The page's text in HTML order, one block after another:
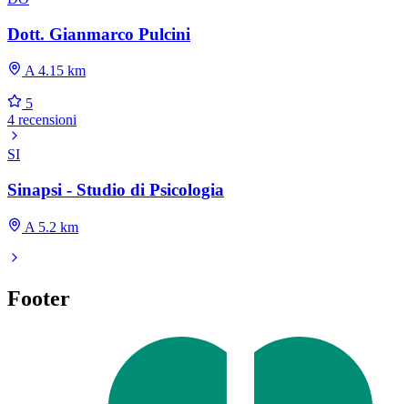
Dott. Gianmarco Pulcini
A 4.15 km
5
4 recensioni
SI
Sinapsi - Studio di Psicologia
A 5.2 km
Footer